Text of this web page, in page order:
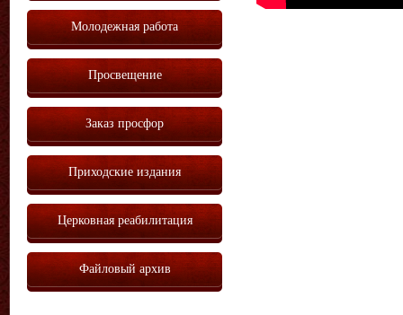
Молодежная работа
Просвещение
Заказ просфор
Приходские издания
Церковная реабилитация
Файловый архив